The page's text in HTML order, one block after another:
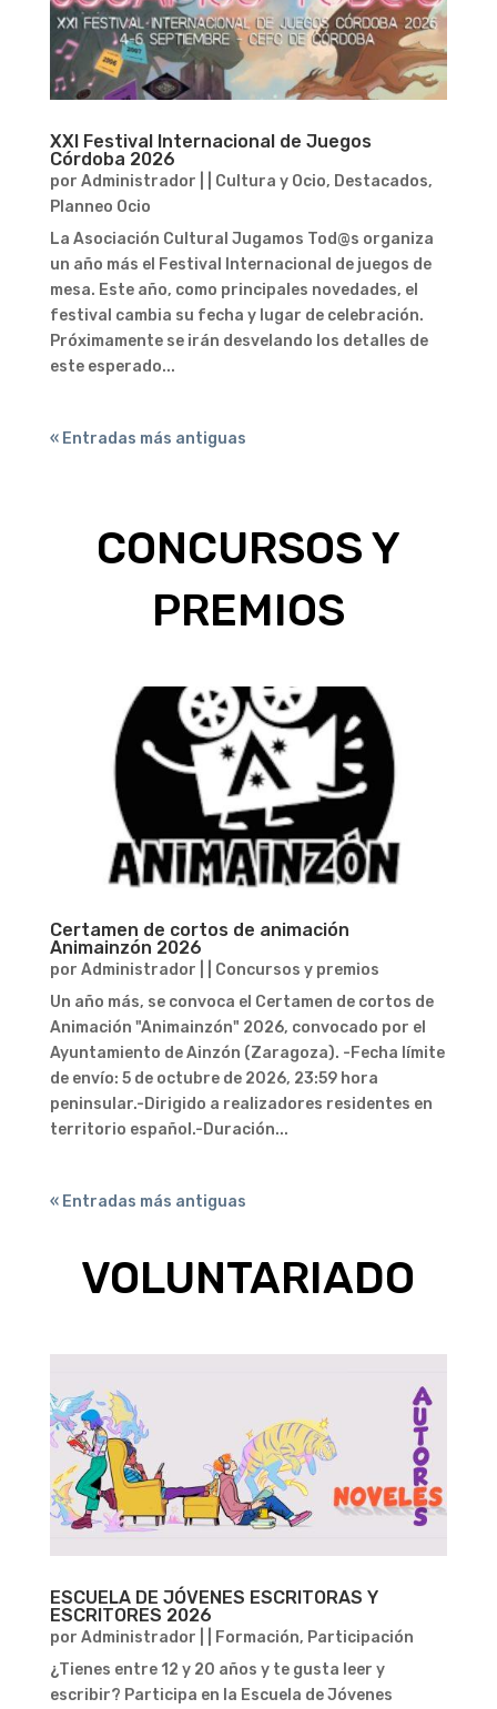
XXI Festival Internacional de Juegos
Córdoba 2026
por Administrador Cultura y Ocio, Destacados,
Planneo Ocio
La Asociación Cultural Jugamos Tod@s organiza
un año más el Festival Internacional de juegos de
mesa. Este año, como principales novedades, el
festival cambia su fecha y lugar de celebración.
Próximamente se irán desvelando los detalles de
este esperado...
« Entradas más antiguas
CONCURSOS Y
PREMIOS
Certamen de cortos de animación
Animainzón 2026
por Administrador
Concursos y premios
Un año más, se convoca el Certamen de cortos de
Animación "Animainzón" 2026, convocado por el
Ayuntamiento de Ainzón (Zaragoza). -Fecha límite
de envío: 5 de octubre de 2026, 23:59 hora
peninsular.-Dirigido a realizadores residentes en
territorio español.-Duración...
« Entradas más antiguas
VOLUNTARIADO
ESCUELA DE JÓVENES ESCRITORAS Y
ESCRITORES 2026
por Administrador Formación, Participación
¿Tienes entre 12 y 20 años y te gusta leer y
escribir? Participa en la Escuela de Jóvenes